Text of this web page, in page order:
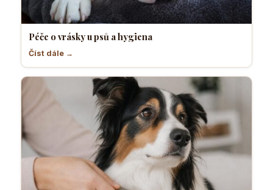
Péče o vrásky u psů a hygiena
Číst dále →